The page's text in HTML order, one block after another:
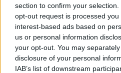
section to confirm your
opt-out request is processed
interest-based ads based on
us or personal information
your opt-out. You may
disclosure of your personal
IAB’s list of downstream
Minősítés
Hogyan lehet
kutyabarát